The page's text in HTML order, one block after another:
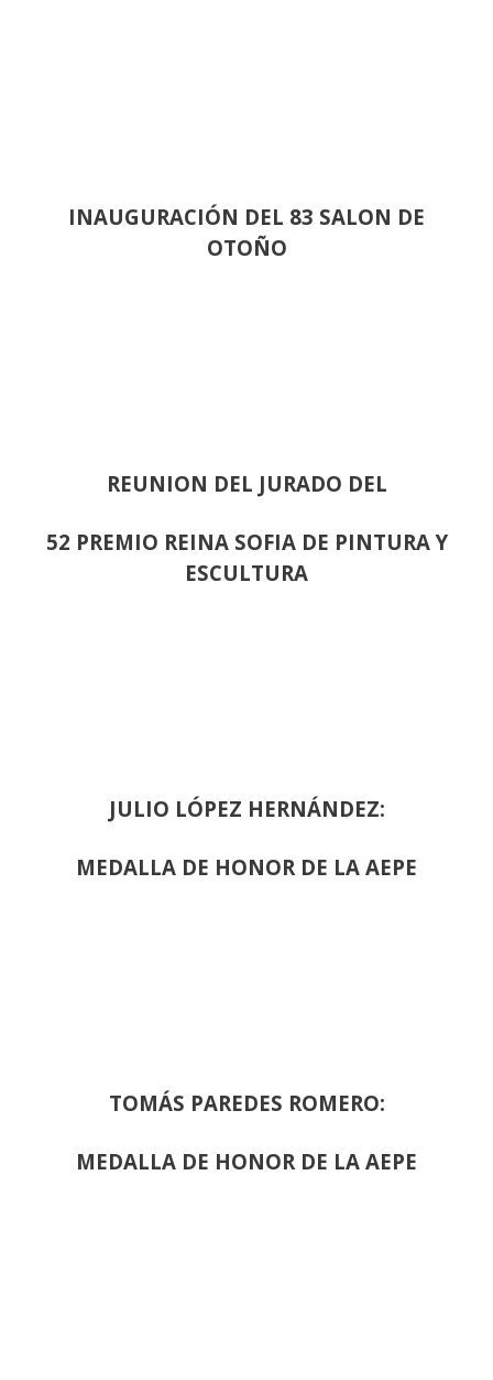
INAUGURACIÓN DEL 83 SALON DE
OTOÑO
REUNION DEL JURADO DEL
52 PREMIO REINA SOFIA DE PINTURA Y
ESCULTURA
JULIO LÓPEZ HERNÁNDEZ:
MEDALLA DE HONOR DE LA AEPE
TOMÁS PAREDES ROMERO:
MEDALLA DE HONOR DE LA AEPE